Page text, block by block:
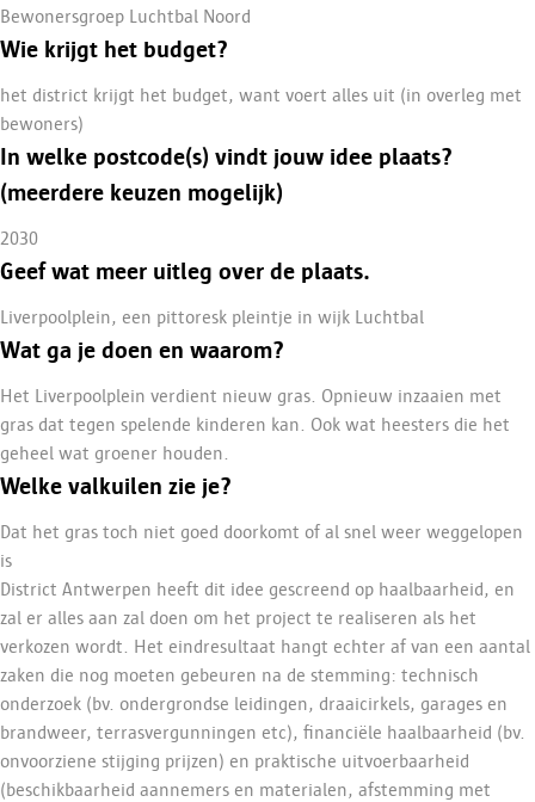
Bewonersgroep Luchtbal Noord
Wie krijgt het budget?
het district krijgt het budget, want voert alles uit (in overleg met
bewoners)
In welke postcode(s) vindt jouw idee plaats?
(meerdere keuzen mogelijk)
2030
Geef wat meer uitleg over de plaats.
Liverpoolplein, een pittoresk pleintje in wijk Luchtbal
Wat ga je doen en waarom?
Het Liverpoolplein verdient nieuw gras. Opnieuw inzaaien met
gras dat tegen spelende kinderen kan. Ook wat heesters die het
geheel wat groener houden.
Welke valkuilen zie je?
Dat het gras toch niet goed doorkomt of al snel weer weggelopen
is
District Antwerpen heeft dit idee gescreend op haalbaarheid, en
zal er alles aan zal doen om het project te realiseren als het
verkozen wordt. Het eindresultaat hangt echter af van een aantal
zaken die nog moeten gebeuren na de stemming: technisch
onderzoek (bv. ondergrondse leidingen, draaicirkels, garages en
brandweer, terrasvergunningen etc), financiële haalbaarheid (bv.
onvoorziene stijging prijzen) en praktische uitvoerbaarheid
(beschikbaarheid aannemers en materialen, afstemming met